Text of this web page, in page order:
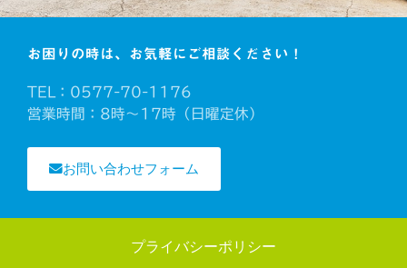
お困りの時は、お気軽にご相談ください！
TEL：0577-70-1176
営業時間：8時～17時（日曜定休）
お問い合わせフォーム
プライバシーポリシー